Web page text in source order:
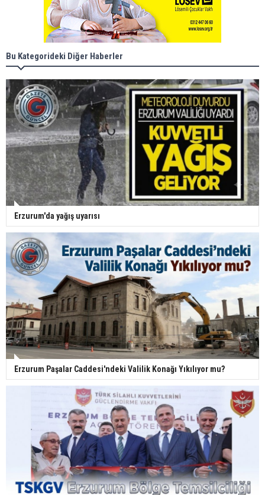
Bu Kategorideki Diğer Haberler
Erzurum'da yağış uyarısı
Erzurum Paşalar Caddesi'ndeki Valilik Konağı Yıkılıyor mu?